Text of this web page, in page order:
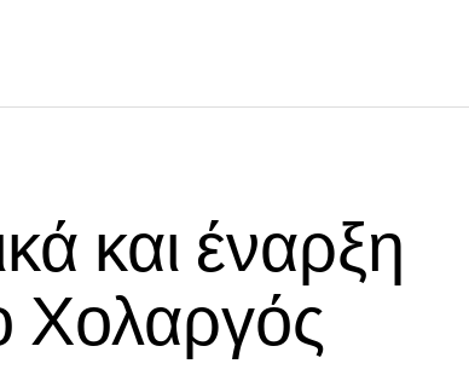
και έναρξη
Χολαργός